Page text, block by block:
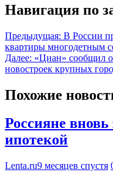
Навигация по
Предыдущая: В России
квартиры многодетным
Далее: «Циан» сообщил
новостроек крупных
Похожие
Россияне вновь
ипотекой
Lenta.ru9 месяцев спустя